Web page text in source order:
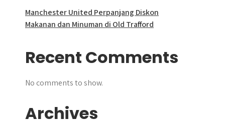
Manchester United Perpanjang Diskon
Makanan dan Minuman di Old Trafford
Recent Comments
No comments to show.
Archives